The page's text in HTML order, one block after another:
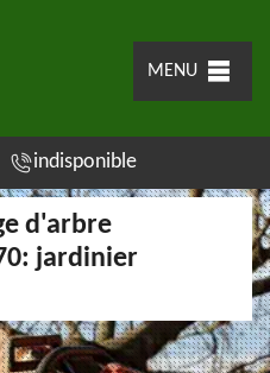
MENU
indisponible
d'arbre
jardinier